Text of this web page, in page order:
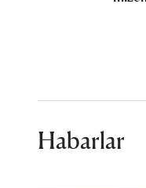
Habarlar